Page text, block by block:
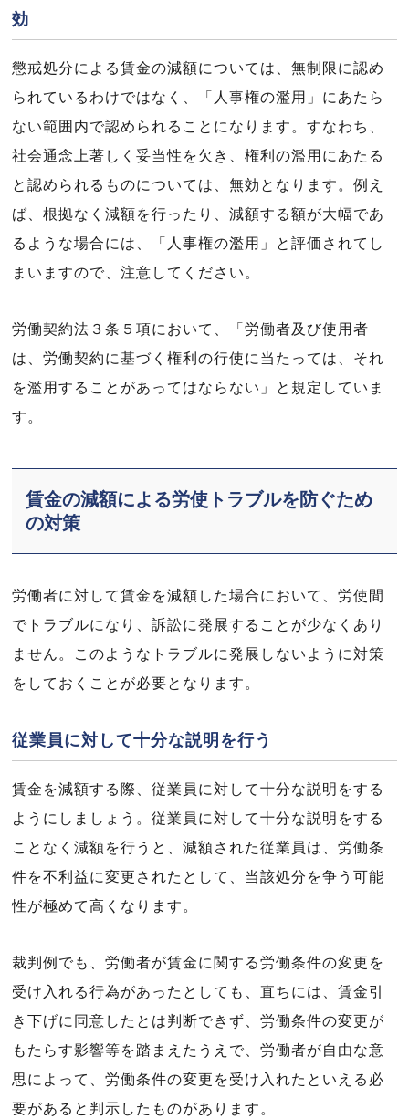
効
懲戒処分による賃金の減額については、無制限に認め
られているわけではなく、「人事権の濫用」にあたら
ない範囲内で認められることになります。すなわち、
社会通念上著しく妥当性を欠き、権利の濫用にあたる
と認められるものについては、無効となります。例え
ば、根拠なく減額を行ったり、減額する額が大幅であ
るような場合には、「人事権の濫用」と評価されてし
まいますので、注意してください。
労働契約法３条５項において、「労働者及び使用者
は、労働契約に基づく権利の行使に当たっては、それ
を濫用することがあってはならない」と規定していま
す。
賃金の減額による労使トラブルを防ぐため
の対策
労働者に対して賃金を減額した場合において、労使間
でトラブルになり、訴訟に発展することが少なくあり
ません。このようなトラブルに発展しないように対策
をしておくことが必要となります。
従業員に対して十分な説明を行う
賃金を減額する際、従業員に対して十分な説明をする
ようにしましょう。従業員に対して十分な説明をする
ことなく減額を行うと、減額された従業員は、労働条
件を不利益に変更されたとして、当該処分を争う可能
性が極めて高くなります。
裁判例でも、労働者が賃金に関する労働条件の変更を
受け入れる行為があったとしても、直ちには、賃金引
き下げに同意したとは判断できず、労働条件の変更が
もたらす影響等を踏まえたうえで、労働者が自由な意
思によって、労働条件の変更を受け入れたといえる必
要があると判示したものがあります。